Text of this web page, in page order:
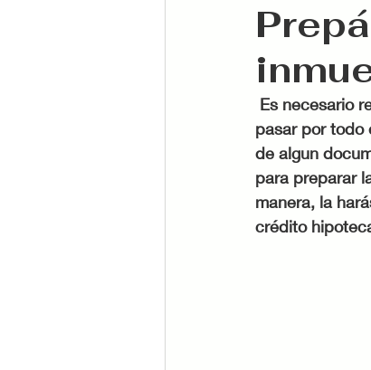
pasar por todo
de algun
para preparar
manera, la
crédito